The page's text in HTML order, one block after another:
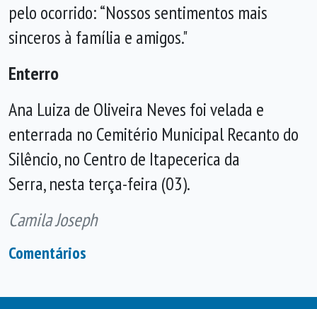
pelo ocorrido: “Nossos sentimentos mais
sinceros à família e amigos."
Enterro
Ana Luiza de Oliveira Neves foi velada e
enterrada no Cemitério Municipal Recanto do
Silêncio, no Centro de Itapecerica da
Serra, nesta terça-feira (03).
Camila Joseph
Comentários